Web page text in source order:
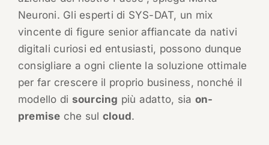
Neuroni. Gli esperti di SYS-DAT, un mix
vincente di figure senior affiancate da nativi
digitali curiosi ed entusiasti, possono dunque
consigliare a ogni cliente la soluzione ottimale
per far crescere il proprio business, nonché il
modello di sourcing più adatto, sia on-
premise che sul cloud.